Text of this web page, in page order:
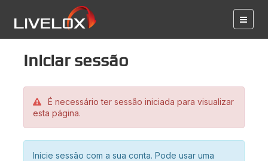
Iniciar sessão
É necessário ter sessão iniciada para visualizar
esta página.
Inicie sessão com a sua conta. Pode usar uma